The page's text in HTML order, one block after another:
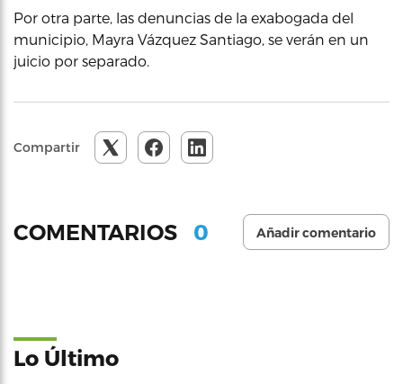
Por otra parte, las denuncias de la exabogada del
municipio, Mayra Vázquez Santiago, se verán en un
juicio por separado.
Compartir
COMENTARIOS 0 Añadir comentario
Lo Último